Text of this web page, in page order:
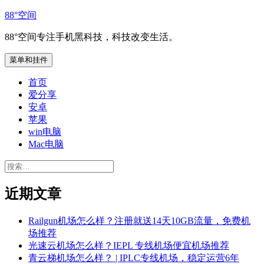
跳
内
容
88°空间
88°空间专注手机黑科技，科技改变生活。
菜单和挂件
首页
爱分享
安卓
苹果
win电脑
Mac电脑
搜
近期文章
Railgun机场怎么样？注册就送14天10GB流量，免费机
场推荐
光速云机场怎么样？IEPL 专线机场便宜机场推荐
青云梯机场怎么样？ | IPLC专线机场，稳定运营6年